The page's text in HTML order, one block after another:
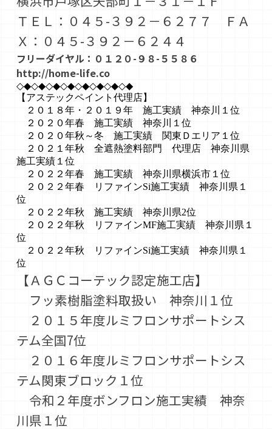
ＴＥＬ：０４５-３９２－６２７７ ＦＡ
Ｘ：０４５-３９２－６２４４
フリーダイヤル：０１２０-９８-５５８６
http://home-life.co
◇◆◇◆◇◆◇◆◇◆◇◆◇◆◇◆
【アステックペイント代理店】
２０１８年・２０１９年 施工実績 神奈川１位
２０２０年春 施工実績 神奈川１位
２０２０年秋～冬 施工実績 関東Ｄエリア１位
２０２１年秋 全遮熱塗料部門 代理店 神奈川県
施工実績１位
２０２２年春 施工実績 神奈川県横浜市１位
２０２２年春 リファインSi施工実績 神奈川県１
位
２０２２年秋 施工実績 神奈川県2位
２０２２年秋 リファインMF施工実績 神奈川県１
位
２０２２年秋 リファインSi施工実績 神奈川県１
位
【ＡＧＣコーテック認定施工店】
フッ素樹脂塗料取扱い 神奈川１位
２０１５年度ルミフロンサポートシス
テム全国7位
２０１６年度ルミフロンサポートシス
テム関東ブロック１位
令和２年度ボンフロン施工実績 神奈
川県１位